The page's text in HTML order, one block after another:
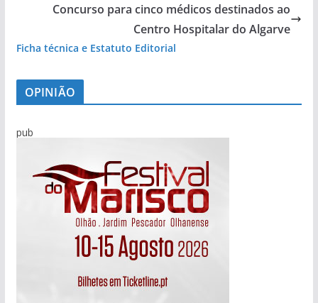
Concurso para cinco médicos destinados ao
Centro Hospitalar do Algarve
Ficha técnica e Estatuto Editorial
OPINIÃO
pub